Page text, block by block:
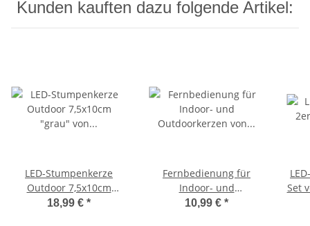
Kunden kauften dazu folgende Artikel:
LED-Stumpenkerze
Outdoor 7,5x10cm
"grau" von DELUXE
18,99 € *
Fernbedienung für
Indoor- und
Outdoorkerzen von
10,99 € *
Set